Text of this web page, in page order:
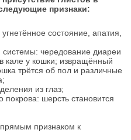
признаки:
состояние, апатия,
системы: чередование диареи
кале у кошки; извращённый
трётся об пол и различные
из глаз;
покрова: шерсть становится
признаком к